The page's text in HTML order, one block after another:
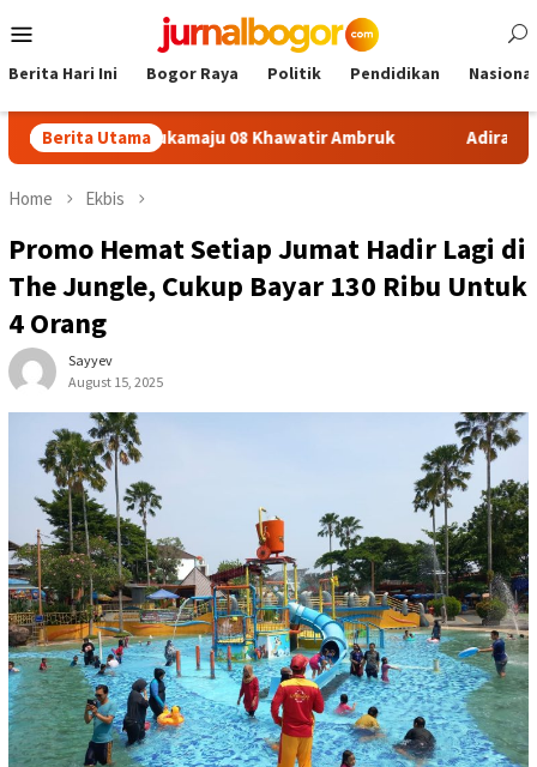
to
Menu
Berita Hari Ini Bogor Raya Politik Pendidikan Nasional
Berita Utama
SDN Sukamaju 08 Khawatir Ambruk Adira Expo
Home Ekbis
Promo Hemat Setiap Jumat Hadir Lagi di
The Jungle, Cukup Bayar 130 Ribu Untuk
4 Orang
Sayyev
August 15, 2025